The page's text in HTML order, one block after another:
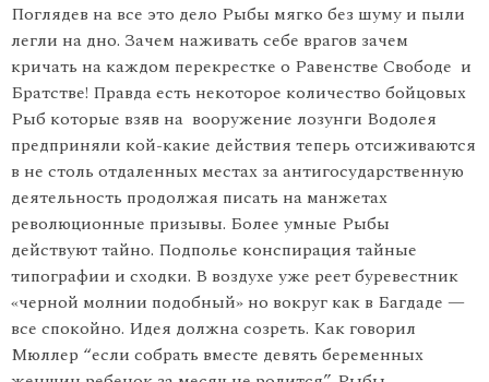
Поглядев на все это дело Рыбы мягко без шуму и пыли
легли на дно. Зачем наживать себе врагов зачем
кричать на каждом перекрестке о Равенстве Свободе и
Братстве! Правда есть некоторое количество бойцовых
Рыб которые взяв на вооружение лозунги Водолея
предприняли кой-какие действия теперь отсиживаются
в не столь отдаленных местах за антигосударственную
деятельность продолжая писать на манжетах
революционные призывы. Более умные Рыбы
действуют тайно. Подполье конспирация тайные
типографии и сходки. В воздухе уже реет буревестник
«черной молнии подобный» но вокруг как в Багдаде —
все спокойно. Идея должна созреть. Как говорил
Мюллер “если собрать вместе девять беременных